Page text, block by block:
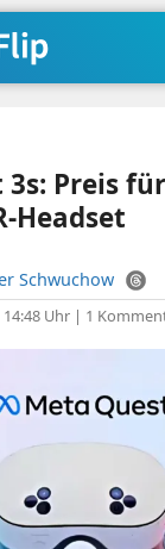
Preis
Headset
Schwuchow
Uhr | 1